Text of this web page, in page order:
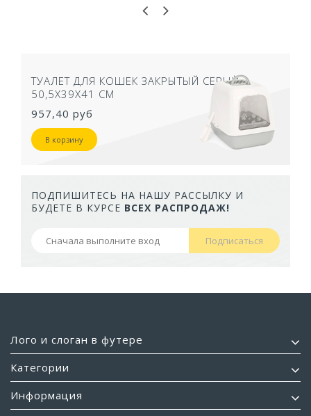
ТУАЛЕТ ДЛЯ КОШЕК ЗАКРЫТЫЙ СЕРЫЙ
50,5Х39Х41 СМ
957,40 руб
В корзину
ПОДПИШИТЕСЬ НА НАШУ РАССЫЛКУ И
БУДЕТЕ В КУРСЕ ВСЕХ РАСПРОДАЖ!
Подписаться
Лого и слоган в футере
Категории
Информация